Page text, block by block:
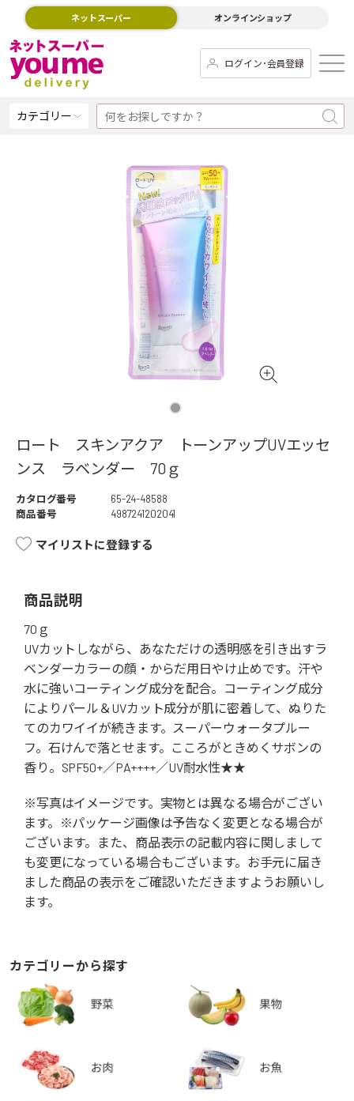
ネットスーパー オンラインショップ
ログイン･会員登録
カテゴリー
ロート スキンアクア トーンアップUVエッセ
ンス ラベンダー 70ｇ
カタログ番号
65-24-48588
商品番号
4987241202041
マイリストに登録する
商品説明
70ｇ
UVカットしながら、あなただけの透明感を引き出すラ
ベンダーカラーの顔・からだ用日やけ止めです。汗や
水に強いコーティング成分を配合。コーティング成分
によりパール＆UVカット成分が肌に密着して、ぬりた
てのカワイイが続きます。スーパーウォータプルー
フ。石けんで落とせます。こころがときめくサボンの
香り。SPF50+／PA++++／UV耐水性★★
※写真はイメージです。実物とは異なる場合がござい
ます。※パッケージ画像は予告なく変更となる場合が
ございます。また、商品表示の記載内容に関しまして
も変更になっている場合もございます。お手元に届き
ました商品の表示をご確認いただきますようお願いし
ます。
カテゴリーから探す